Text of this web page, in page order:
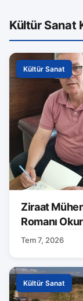
Kültür Sanat
Kültür Sanat
Ziraat
Romanı
Tem 7, 2026
Kültür Sanat